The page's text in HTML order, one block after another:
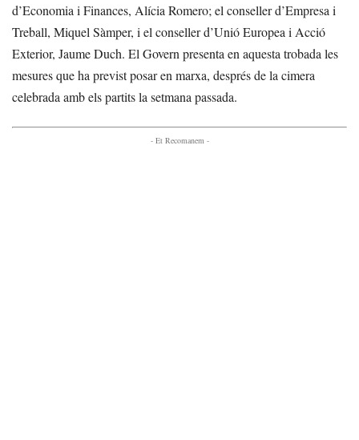
d’Economia i Finances, Alícia Romero; el conseller d’Empresa i
Treball, Miquel Sàmper, i el conseller d’Unió Europea i Acció
Exterior, Jaume Duch. El Govern presenta en aquesta trobada les
mesures que ha previst posar en marxa, després de la cimera
celebrada amb els partits la setmana passada.
- Et Recomanem -